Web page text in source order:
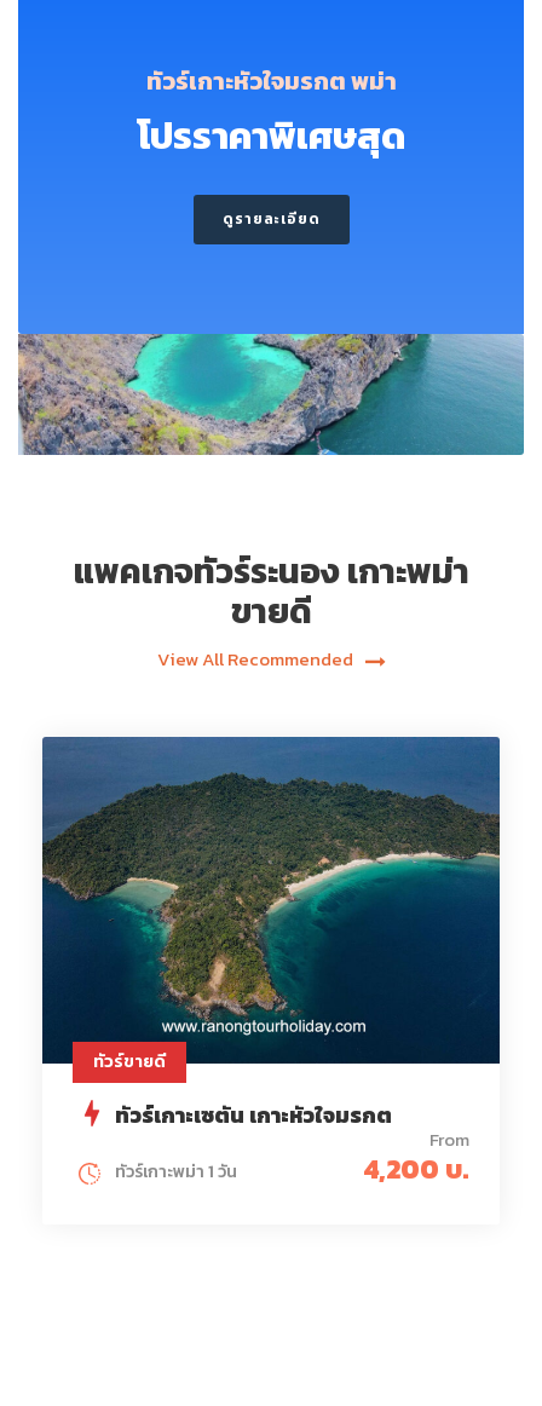
ทัวร์เกาะหัวใจมรกต พม่า
โปรราคาพิเศษสุด
ดูรายละเอียด
แพคเกจทัวร์ระนอง เกาะพม่า
ขายดี
View All Recommended
ทัวร์ขายดี
ทัวร์เกาะเซตัน เกาะหัวใจมรกต
From
4,200 บ.
ทัวร์เกาะพม่า 1 วัน